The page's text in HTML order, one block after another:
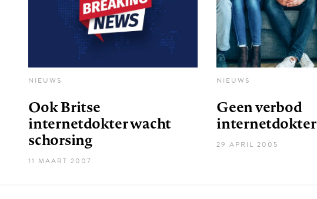
NIEUWS
Ook Britse
internetdokter wacht
schorsing
11 MAART 2007
NIEUWS
Geen verbod
internetdokter
29 APRIL 2005